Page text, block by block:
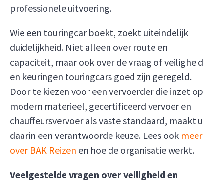
professionele uitvoering.
Wie een touringcar boekt, zoekt uiteindelijk
duidelijkheid. Niet alleen over route en
capaciteit, maar ook over de vraag of veiligheid
en keuringen touringcars goed zijn geregeld.
Door te kiezen voor een vervoerder die inzet op
modern materieel, gecertificeerd vervoer en
chauffeursvervoer als vaste standaard, maakt u
daarin een verantwoorde keuze. Lees ook meer
over BAK Reizen en hoe de organisatie werkt.
Veelgestelde vragen over veiligheid en